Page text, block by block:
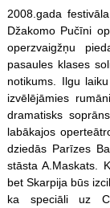
2008.gada
Džakomo Pučīni
operzvaigžņu
pasaules klases
notikums. Ilgu
izvēlējāmies
dramatisks
labākajos
dziedās Parīzes
stāsta A.Maskats.
bet Skarpija būs
ka speciāli uz